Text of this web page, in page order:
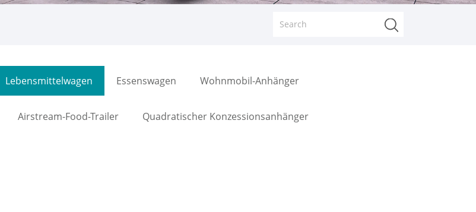
Lebensmittelwagen Essenswagen Wohnmobil-Anhänger
Airstream-Food-Trailer Quadratischer Konzessionsanhänger